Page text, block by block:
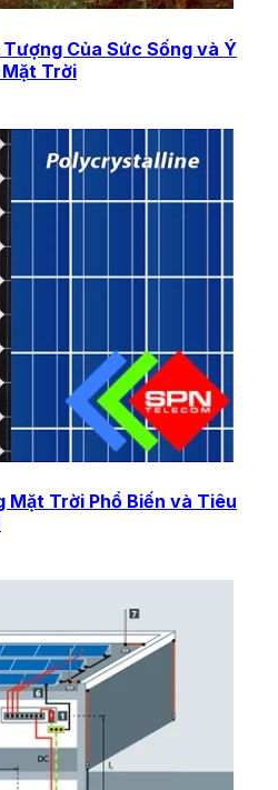
Của Sức Sống và Ý
Mặt Trời
Mặt Trời Phổ Biến và Tiêu